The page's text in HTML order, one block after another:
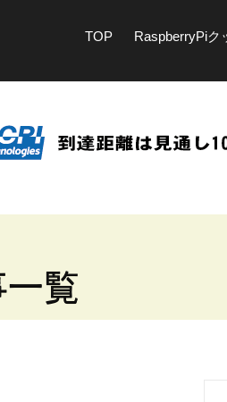
TOP RaspberryPiク
覧